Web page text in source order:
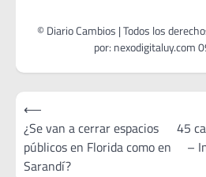
Navegación
de
entradas
⟵
¿Se van a cerrar espacios
públicos en Florida como en
Sarandí?
45
–